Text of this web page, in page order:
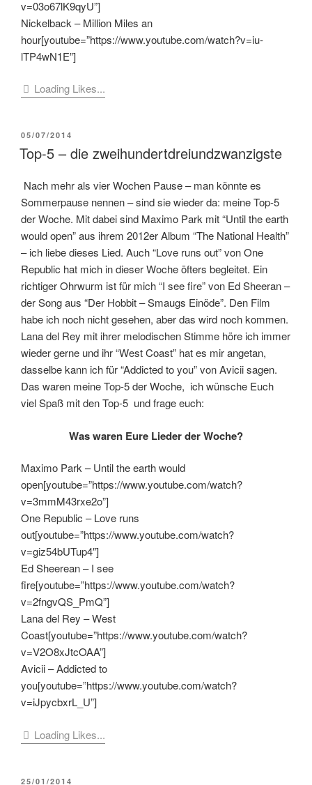
v=03o67lK9qyU”]
Nickelback – Million Miles an
hour[youtube=”https://www.youtube.com/watch?v=iu-
lTP4wN1E”]
Loading Likes...
VERÖFFENTLICHT
AM
05/07/2014
Top-5 – die zweihundertdreiundzwanzigste
Nach mehr als vier Wochen Pause – man könnte es
Sommerpause nennen – sind sie wieder da: meine Top-5
der Woche. Mit dabei sind Maximo Park mit “Until the earth
would open” aus ihrem 2012er Album “The National Health”
– ich liebe dieses Lied. Auch “Love runs out” von One
Republic hat mich in dieser Woche öfters begleitet. Ein
richtiger Ohrwurm ist für mich “I see fire” von Ed Sheeran –
der Song aus “Der Hobbit – Smaugs Einöde”. Den Film
habe ich noch nicht gesehen, aber das wird noch kommen.
Lana del Rey mit ihrer melodischen Stimme höre ich immer
wieder gerne und ihr “West Coast” hat es mir angetan,
dasselbe kann ich für “Addicted to you” von Avicii sagen.
Das waren meine Top-5 der Woche, ich wünsche Euch
viel Spaß mit den Top-5 und frage euch:
Was waren Eure Lieder der Woche?
Maximo Park – Until the earth would
open[youtube=”https://www.youtube.com/watch?
v=3mmM43rxe2o”]
One Republic – Love runs
out[youtube=”https://www.youtube.com/watch?
v=giz54bUTup4″]
Ed Sheerean – I see
fire[youtube=”https://www.youtube.com/watch?
v=2fngvQS_PmQ”]
Lana del Rey – West
Coast[youtube=”https://www.youtube.com/watch?
v=V2O8xJtcOAA”]
Avicii – Addicted to
you[youtube=”https://www.youtube.com/watch?
v=iJpycbxrL_U”]
Loading Likes...
VERÖFFENTLICHT
25/01/2014